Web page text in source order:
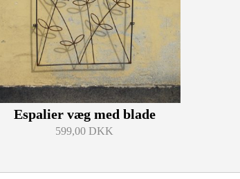
Espalier væg med blade
599,00 DKK